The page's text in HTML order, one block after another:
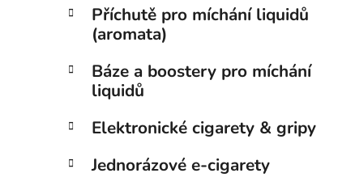
Příchutě pro míchání liquidů
(aromata)
Báze a boostery pro míchání
liquidů
Elektronické cigarety & gripy
Jednorázové e-cigarety